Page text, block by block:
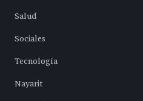
Salud
Sociales
Tecnología
Nayarit